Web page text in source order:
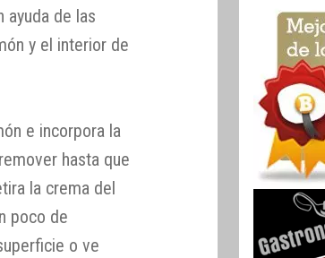
ayuda de las
y el interior de
e incorpora la
hasta que
la crema del
poco de
o ve